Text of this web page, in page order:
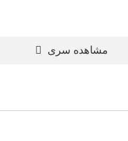
مشاهده سری